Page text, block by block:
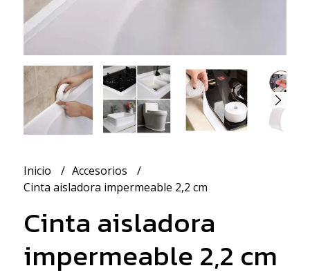
Inicio
Accesorios
Cinta aisladora impermeable 2,2 cm
Cinta aisladora
impermeable 2,2 cm